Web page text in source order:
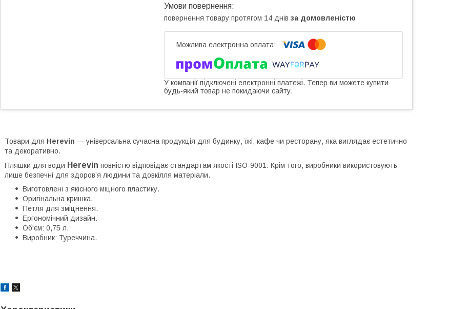
повернення товару протягом 14 днів за домовленістю
У компанії підключені електронні платежі. Тепер ви можете купити
будь-який товар не покидаючи сайту.
Товари для Herevin — універсальна сучасна продукція для будинку, їжі, кафе чи ресторану, яка виглядає естетично
та декоративно.
Пляшки для води Herevin повністю відповідає стандартам якості ISO-9001. Крім того, виробники використовують
лише безпечні для здоров’я людини та довкілля матеріали.
Виготовлені з якісного міцного пластику.
Оригінальна кришка.
Петля для зміцнення.
Ергономічний дизайн.
Об'єм: 0,75 л.
Виробник: Туреччина.